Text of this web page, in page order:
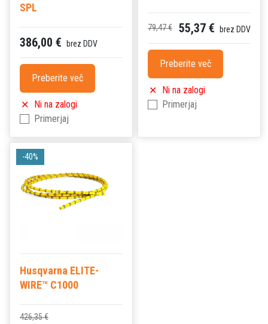
SPL
386,00 € brez DDV
Preberite več
Ni na zalogi
Primerjaj
79,47 € 55,37 € brez DDV
Preberite več
Ni na zalogi
Primerjaj
Husqvarna ELITE-
WIRE™ C1000
426,35 €
-40%